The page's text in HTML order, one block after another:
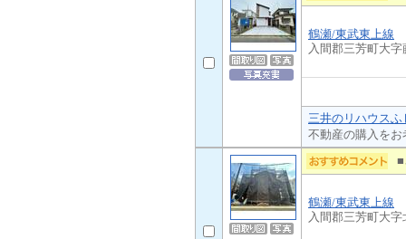
鶴瀬/東武東上線
入間郡三芳町大字
三井のリハウス
不動産の購入を
■
鶴瀬/東武東上線
入間郡三芳町大字